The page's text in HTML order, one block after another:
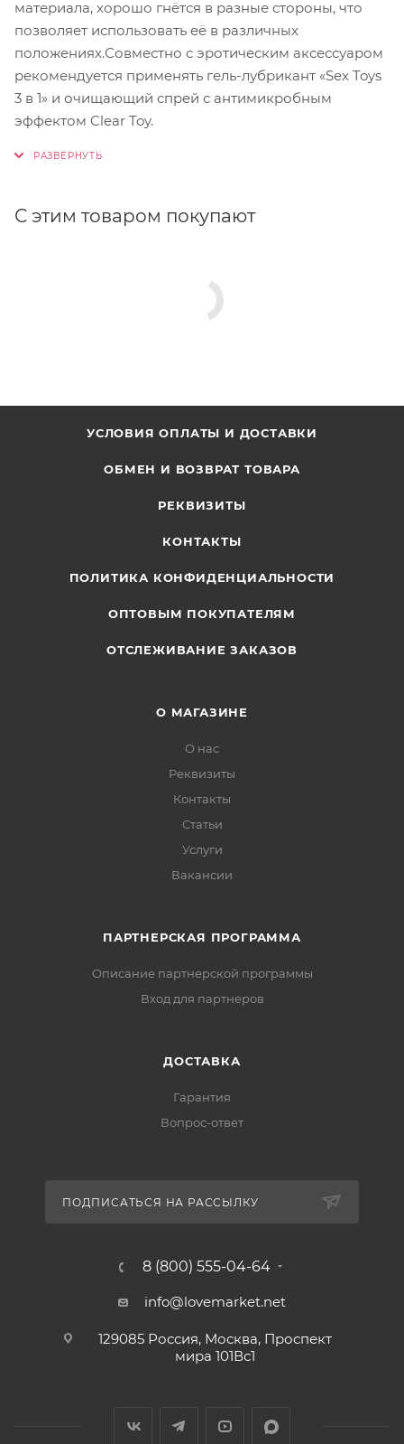
материала, хорошо гнётся в разные стороны, что
позволяет использовать её в различных
положениях.Совместно с эротическим аксессуаром
рекомендуется применять гель-лубрикант «Sex Toys
3 в 1» и очищающий спрей с антимикробным
эффектом Clear Toy.
С этим товаром покупают
УСЛОВИЯ ОПЛАТЫ И ДОСТАВКИ
ОБМЕН И ВОЗВРАТ ТОВАРА
РЕКВИЗИТЫ
КОНТАКТЫ
ПОЛИТИКА КОНФИДЕНЦИАЛЬНОСТИ
ОПТОВЫМ ПОКУПАТЕЛЯМ
ОТСЛЕЖИВАНИЕ ЗАКАЗОВ
О МАГАЗИНЕ
О нас
Реквизиты
Контакты
Статьи
Услуги
Вакансии
ПАРТНЕРСКАЯ ПРОГРАММА
Описание партнерской программы
Вход для партнеров
ДОСТАВКА
Гарантия
Вопрос-ответ
ПОДПИСАТЬСЯ НА РАССЫЛКУ
8 (800) 555-04-64
info@lovemarket.net
129085 Россия, Москва, Проспект
мира 101Вс1